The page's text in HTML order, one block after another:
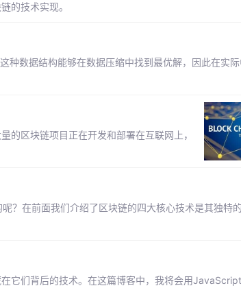
的技术实现。
数据结构能够在数据压缩中找到最优解，因此在实
的区块链项目正在开发和部署在互联网上，
？在前面我们介绍了区块链的四大核心技术是其独特的
它们背后的技术。在这篇博客中，我将会用